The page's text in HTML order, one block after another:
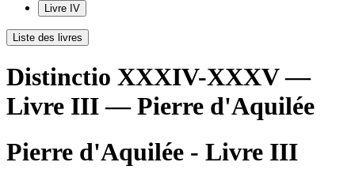
Livre IV
Liste des livres
Distinctio XXXIV-XXXV —
Livre III — Pierre d'Aquilée
Pierre d'Aquilée - Livre III